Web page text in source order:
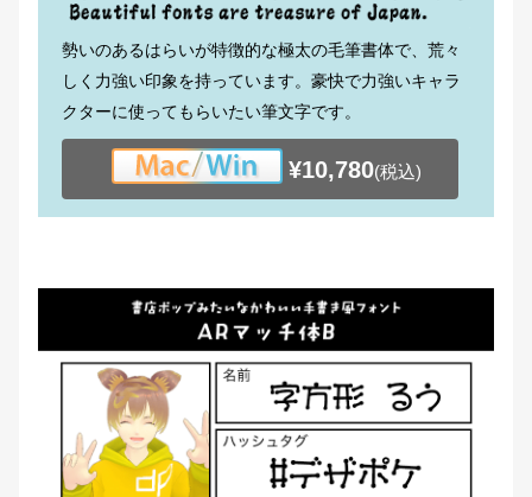
勢いのあるはらいが特徴的な極太の毛筆書体で、荒々
しく力強い印象を持っています。豪快で力強いキャラ
クターに使ってもらいたい筆文字です。
¥10,780(税込)